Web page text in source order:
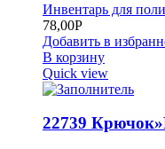
Инвентарь для
78,00Р
Добавить в
В корзину
Quick view
22739